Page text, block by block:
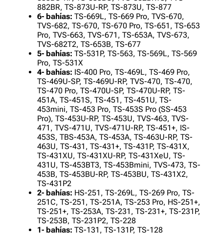
882BR, TS-873U-RP, TS-873U, TS-877
6- bahías: TS-669L, TS-669 Pro, TVS-670,
TVS-682, TS-670, TS-670 Pro, TS-651, TS-653
Pro, TVS-663, TVS-671, TS-653A, TVS-673,
TVS-682T2, TS-653B, TS-677
5- bahías: TS-531P, TS-563, TS-569L, TS-569
Pro, TS-531X
4- bahías: IS-400 Pro, TS-469L, TS-469 Pro,
TS-469U-SP, TS-469U-RP, TVS-470, TS-470,
TS-470 Pro, TS-470U-SP, TS-470U-RP, TS-
451A, TS-451S, TS-451, TS-451U, TS-
453mini, TS-453 Pro, TS-453S Pro (SS-453
Pro), TS-453U-RP, TS-453U, TVS-463, TVS-
471, TVS-471U, TVS-471U-RP, TS-451+, IS-
453S, TBS-453A, TS-453A, TS-463U-RP, TS-
463U, TS-431, TS-431+, TS-431P, TS-431X,
TS-431XU, TS-431XU-RP, TS-431XeU, TS-
431U, TS-453BT3, TS-453Bmini, TVS-473, TS-
453B, TS-453BU-RP, TS-453BU, TS-431X2,
TS-431P2
2- bahías: HS-251, TS-269L, TS-269 Pro, TS-
251C, TS-251, TS-251A, TS-253 Pro, HS-251+,
TS-251+, TS-253A, TS-231, TS-231+, TS-231P,
TS-253B, TS-231P2, TS-228
1- bahías: TS-131, TS-131P, TS-128